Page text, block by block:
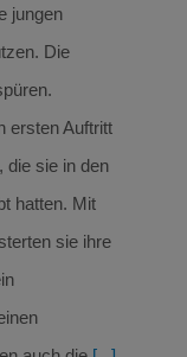
jungen
Die
ersten Auftritt
die sie in den
hatten. Mit
sie ihre